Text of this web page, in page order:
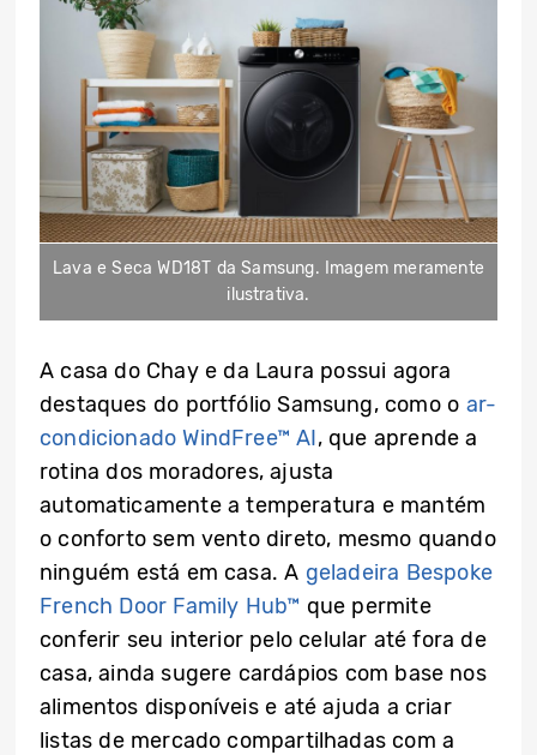
Lava e Seca WD18T da Samsung. Imagem meramente
ilustrativa.
A casa do Chay e da Laura possui agora
destaques do portfólio Samsung, como o ar-
condicionado WindFree™ AI, que aprende a
rotina dos moradores, ajusta
automaticamente a temperatura e mantém
o conforto sem vento direto, mesmo quando
ninguém está em casa. A geladeira Bespoke
French Door Family Hub™ que permite
conferir seu interior pelo celular até fora de
casa, ainda sugere cardápios com base nos
alimentos disponíveis e até ajuda a criar
listas de mercado compartilhadas com a